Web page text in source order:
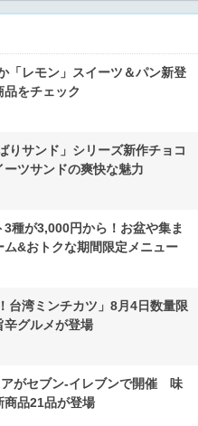
「レモン」スイーツ＆パン新登
をチェック
りサンド」シリーズ新作チョコ
ーツサンドの爽快な魅力
種が3,000円から！お盆や集ま
ム&おトクな期間限定メニュー
台湾ミンチカツ」8月4日数量限
辛グルメが登場
がセブン-イレブンで開催 味
商品21品が登場